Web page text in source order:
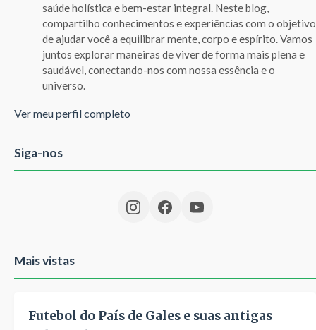
saúde holística e bem-estar integral. Neste blog,
compartilho conhecimentos e experiências com o objetivo
de ajudar você a equilibrar mente, corpo e espírito. Vamos
juntos explorar maneiras de viver de forma mais plena e
saudável, conectando-nos com nossa essência e o
universo.
Ver meu perfil completo
Siga-nos
Mais vistas
Futebol do País de Gales e suas antigas